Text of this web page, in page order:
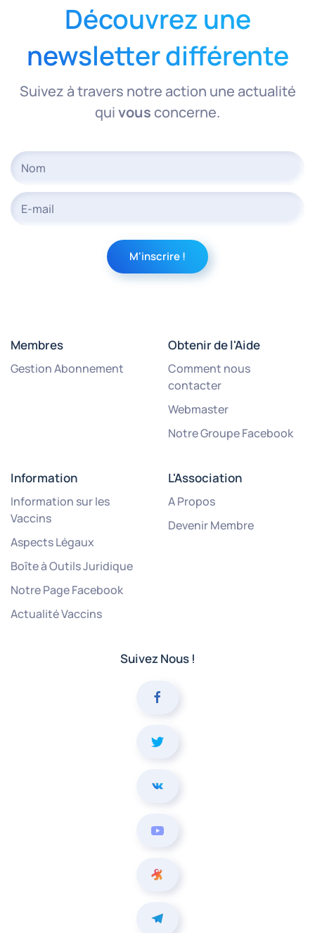
Découvrez une
newsletter différente
Suivez à travers notre action une actualité
quivousconcerne.
Membres
Gestion Abonnement
Obtenir de l'Aide
Comment nous
contacter
Webmaster
Notre Groupe Facebook
Information
Information sur les
Vaccins
Aspects Légaux
Boîte à Outils Juridique
Notre Page Facebook
Actualité Vaccins
L'Association
A Propos
Devenir Membre
Suivez Nous !